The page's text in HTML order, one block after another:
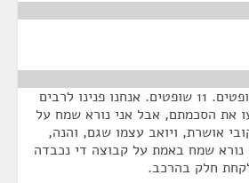
נדמה לי שיש לנו 10 שופטים. 11 שופטים. אנחנו פנינו לרבים
את הסכמתם, אבל אני נורא שמח על
אושרת, ויואב עצמו שגם, והנה,
נורא שמח באמת על קבוצה די נכבדה
חלק בהרכב.